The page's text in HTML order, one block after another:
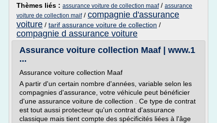
Thèmes liés : assurance voiture de collection maaf/ assurance
voiture de collection maif/ compagnie d'assurance
voiture / tarif assurance voiture de collection /
compagnie d assurance voiture
Assurance voiture collection Maaf | www.1
...
Assurance voiture collection Maaf
A partir d'un certain nombre d'années, variable selon les
compagnies d'assurance, votre véhicule peut bénéficier
d'une assurance voiture de collection . Ce type de contrat
est tout aussi protecteur qu'un contrat d'assurance
classique mais tient compte des spécificités liées à l'âge